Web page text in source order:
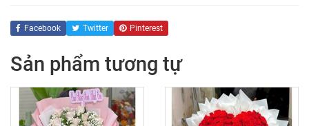
Facebook Twitter Pinterest
Sản phẩm tương tự